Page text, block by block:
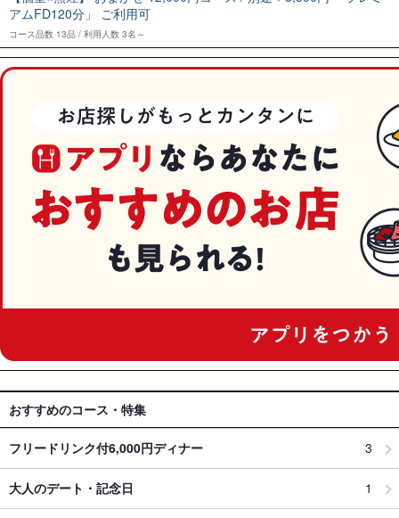
アムFD120分」 ご利用可
コース品数 13品 利用人数 3名～
おすすめのコース・特集
フリードリンク付6,000円ディナー 3
大人のデート・記念日 1